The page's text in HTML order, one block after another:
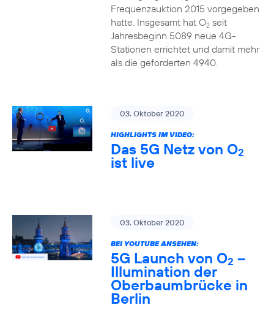
Frequenzauktion 2015 vorgegeben
hatte. Insgesamt hat O2seit
Jahresbeginn 5089 neue 4G-
Stationen errichtet und damit mehr
als die geforderten 4940.
03. Oktober 2020
HIGHLIGHTS IM VIDEO:
Das 5G Netz von O2
ist live
03. Oktober 2020
BEI YOUTUBE ANSEHEN:
5G Launch von O2 –
Illumination der
Oberbaumbrücke in
Berlin